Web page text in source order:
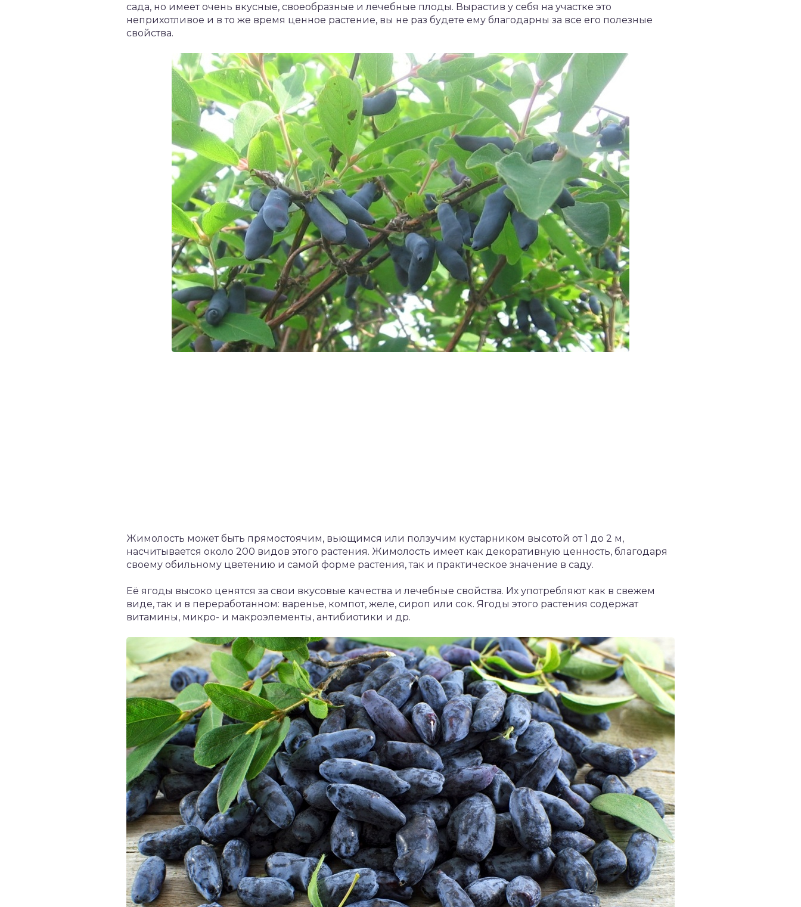
сада, но имеет очень вкусные, своеобразные и лечебные плоды. Вырастив у себя на участке это
неприхотливое и в то же время ценное растение, вы не раз будете ему благодарны за все его полезные
свойства.
Жимолость может быть прямостоячим, вьющимся или ползучим кустарником высотой от 1 до 2 м,
насчитывается около 200 видов этого растения. Жимолость имеет как декоративную ценность, благодаря
своему обильному цветению и самой форме растения, так и практическое значение в саду.
Её ягоды высоко ценятся за свои вкусовые качества и лечебные свойства. Их употребляют как в свежем
виде, так и в переработанном: варенье, компот, желе, сироп или сок. Ягоды этого растения содержат
витамины, микро- и макроэлементы, антибиотики и др.